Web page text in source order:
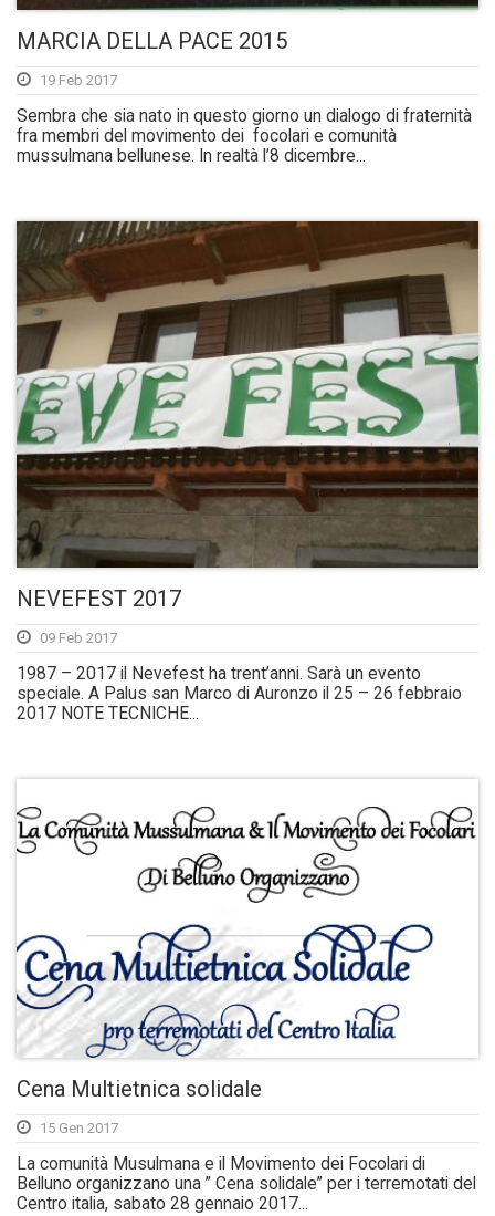
MARCIA DELLA PACE 2015
19 Feb 2017
Sembra che sia nato in questo giorno un dialogo di fraternità
fra membri del movimento dei focolari e comunità
mussulmana bellunese. In realtà l’8 dicembre...
NEVEFEST 2017
09 Feb 2017
1987 – 2017 il Nevefest ha trent’anni. Sarà un evento
speciale. A Palus san Marco di Auronzo il 25 – 26 febbraio
2017 NOTE TECNICHE...
Cena Multietnica solidale
15 Gen 2017
La comunità Musulmana e il Movimento dei Focolari di
Belluno organizzano una ” Cena solidale” per i terremotati del
Centro italia, sabato 28 gennaio 2017...